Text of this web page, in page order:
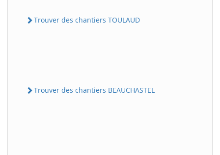
Trouver des chantiers TOULAUD
Trouver des chantiers BEAUCHASTEL